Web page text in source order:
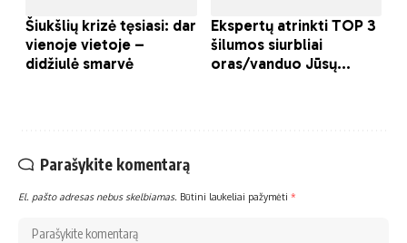
Parašykite komentarą
El. pašto adresas nebus skelbiamas. Būtini laukeliai pažymėti *